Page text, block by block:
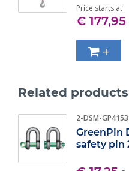
Price starts at
€ 177,95
+
Related products
2-DSM-GP4153
GreenPin
safety pin